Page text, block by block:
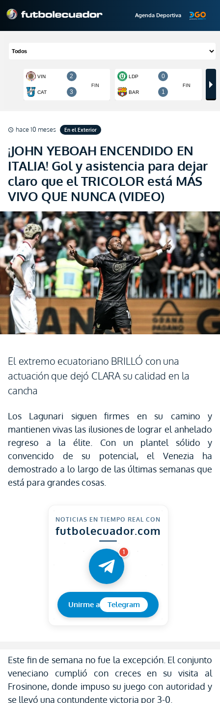
Agenda Deportiva
schedule hace 10 meses En el Exterior
¡JOHN YEBOAH ENCENDIDO EN
ITALIA! Gol y asistencia para dejar
claro que el TRICOLOR está MÁS
VIVO QUE NUNCA (VIDEO)
El extremo ecuatoriano BRILLÓ con una
actuación que dejó CLARA su calidad en la
cancha
Los Lagunari siguen firmes en su camino y
mantienen vivas las ilusiones de lograr el anhelado
regreso a la élite. Con un plantel sólido y
convencido de su potencial, el Venezia ha
demostrado a lo largo de las últimas semanas que
está para grandes cosas.
NOTICIAS EN TIEMPO REAL CON
futbolecuador.com
1
Unirme a Telegram
Este fin de semana no fue la excepción. El conjunto
veneciano cumplió con creces en su visita al
Frosinone, donde impuso su juego con autoridad y
se llevó una contundente victoria por 3-0.